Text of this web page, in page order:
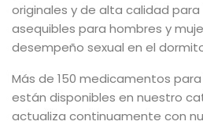
originales y de alta calidad
asequibles para hombres y
desempeño sexual en el
Más de 150 medicamentos
están disponibles en nuestro
actualiza continuamente con